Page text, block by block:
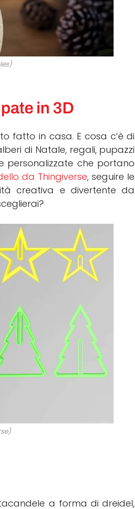
in 3D
fatto in casa. E cosa c’è di
di Natale, regali, pupazzi
personalizzate che portano
da Thingiverse, seguire le
creativa e divertente da
a forma di dreidel,